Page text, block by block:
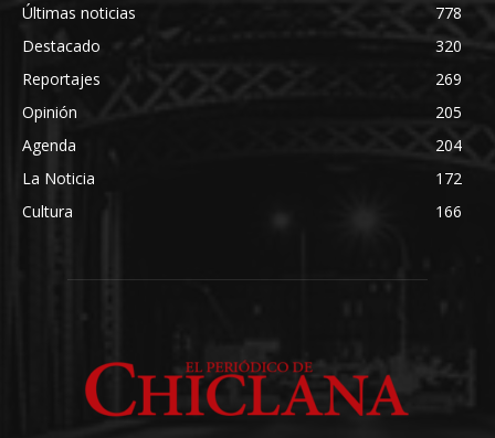
Últimas noticias
778
Destacado
320
Reportajes
269
Opinión
205
Agenda
204
La Noticia
172
Cultura
166